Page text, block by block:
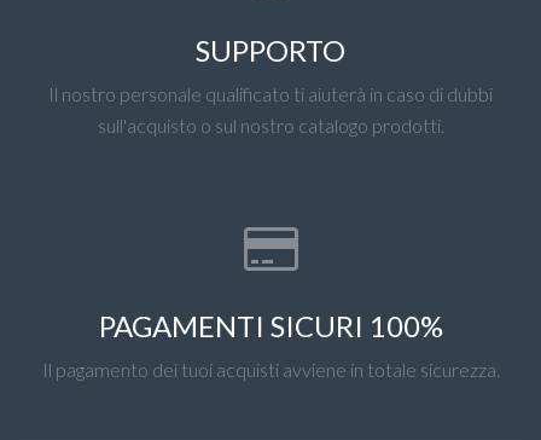
SUPPORTO
Il nostro personale qualificato ti aiuterà in caso di dubbi
sull'acquisto o sul nostro catalogo prodotti.
PAGAMENTI SICURI 100%
Il pagamento dei tuoi acquisti avviene in totale sicurezza.